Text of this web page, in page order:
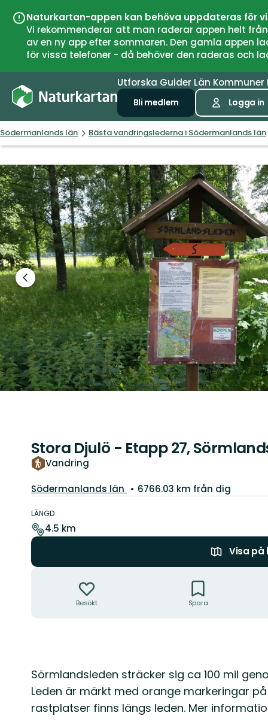
Naturkartan-appen kan behöva uppdateras för
Vi rekommenderar att man raderar appen helt
av en ny app efter sommaren. Den gamla
för vissa telefoner - då behöver den raderas och
Utforska Guider Län Kommuner
Bli medlem Logga in
Södermanlands län Bästa vandringslederna i Södermanlands län
Föregående
bild
Stora Djulö - Etapp 27,
Vandring
Län:
Södermanlands län 6766.03 km från dig
om
leden
LÄNGD
4.5 km
Visa på
Besökt Spara
Beskrivning
Sörmlandsleden sträcker sig ca 100 mil
Leden är märkt med orange markeringar
rastplatser finns längs leden. Mer